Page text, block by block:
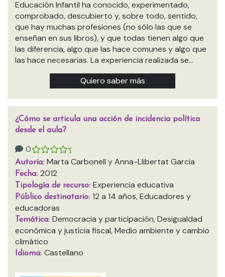
Educación Infantil ha conocido, experimentado,
comprobado, descubierto y, sobre todo, sentido,
que hay muchas profesiones (no sólo las que se
enseñan en sus libros), y que todas tienen algo que
las diferencia, algo que las hace comunes y algo que
las hace necesarias. La experiencia realizada se…
Quiero saber más
¿Cómo se articula una acción de incidencia política
desde el aula?
0
Autoría: Marta Carbonell y Anna-Llibertat Garcia
Fecha: 2012
Tipología de recurso: Experiencia educativa
Público destinatario: 12 a 14 años, Educadores y
educadoras
Temática: Democracia y participación, Desigualdad
económica y justícia fiscal, Medio ambiente y cambio
climático
Idioma: Castellano